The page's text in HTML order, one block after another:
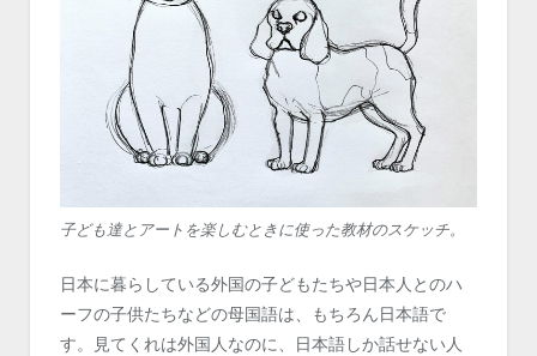
子ども達とアートを楽しむときに使った教材のスケッチ。
日本に暮らしている外国の子どもたちや日本人とのハ
ーフの子供たちなどの母国語は、もちろん日本語で
す。見てくれは外国人なのに、日本語しか話せない人